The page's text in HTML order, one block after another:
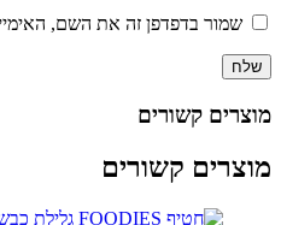
שמור בדפדפן זה את השם,
מוצרים קשורים
מוצרים קשורים